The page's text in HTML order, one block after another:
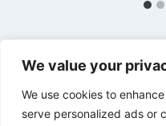
We value your
We use cookies to
serve personalized ads or